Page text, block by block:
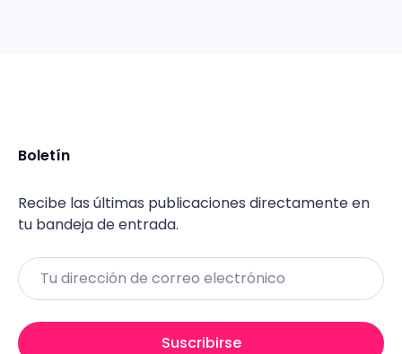
Boletín
Recibe las últimas publicaciones directamente en
tu bandeja de entrada.
Email
Suscribirse